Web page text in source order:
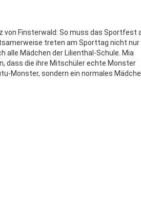
Finsterwald: So muss das Sportfest
treten am Sporttag nicht nur
alle Mädchen der Lilienthal-Schule. Mia
dass die ihre Mitschüler echte Monster
Monster, sondern ein normales